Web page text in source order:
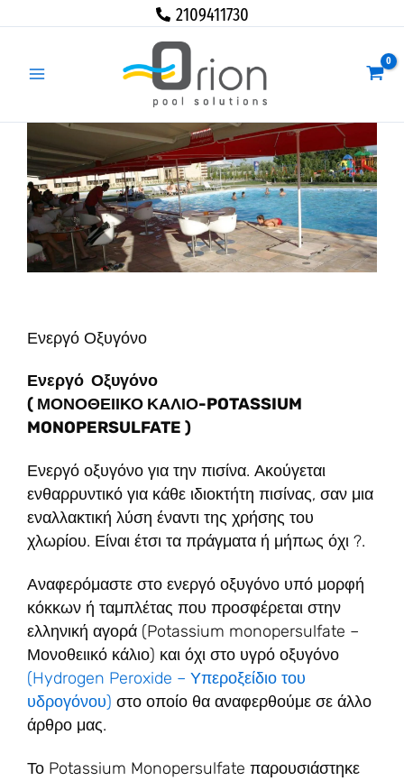
2109411730
Ενεργό Οξυγόνο
Ενεργό Οξυγόνο
( ΜΟΝΟΘΕΙΙΚΟ ΚΑΛΙΟ-POTASSIUM
MONOPERSULFATE )
Ενεργό οξυγόνο για την πισίνα. Ακούγεται
ενθαρρυντικό για κάθε ιδιοκτήτη πισίνας, σαν μια
εναλλακτική λύση έναντι της χρήσης του
χλωρίου. Είναι έτσι τα πράγματα ή μήπως όχι ?.
Αναφερόμαστε στο ενεργό οξυγόνο υπό μορφή
κόκκων ή ταμπλέτας που προσφέρεται στην
ελληνική αγορά (Potassium monopersulfate –
Μονοθειικό κάλιο) και όχι στο υγρό οξυγόνο
(Hydrogen Peroxide – Υπεροξείδιο του
υδρογόνου) στο οποίο θα αναφερθούμε σε άλλο
άρθρο μας.
Το Potassium Monopersulfate παρουσιάστηκε